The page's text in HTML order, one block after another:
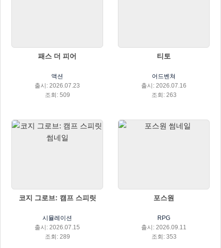
패스 더 피어
액션
출시: 2026.07.23
조회: 509
티토
어드벤쳐
출시: 2026.07.16
조회: 263
코지 그로브: 캠프 스피릿
시뮬레이션
출시: 2026.07.15
조회: 289
포스원
RPG
출시: 2026.09.11
조회: 353